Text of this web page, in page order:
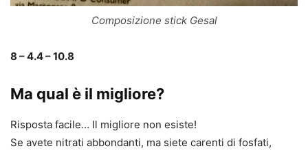
Composizione stick Gesal
8 – 4.4 – 10.8
Ma qual è il migliore?
Risposta facile… Il migliore non esiste!
Se avete nitrati abbondanti, ma siete carenti di fosfati,